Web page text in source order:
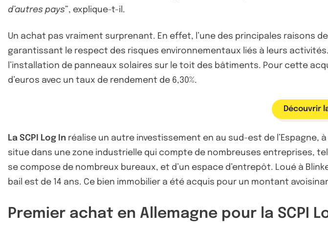
d’autres pays”, explique-t-il.
Un achat pas vraiment surprenant. En effet, l’une des principales raisons
garantissant le respect des risques environnementaux liés à leurs
l’installation de panneaux solaires sur le toit des bâtiments. Pour cette
d’euros avec un taux de rendement de 6,30%.
Découvrir
La SCPI Log In réalise un autre investissement en au sud-est de l’Espagne,
situe dans une zone industrielle qui compte de nombreuses entreprises,
se compose de nombreux bureaux, et d’un espace d’entrepôt. Loué à
bail est de 14 ans. Ce bien immobilier a été acquis pour un montant
Premier achat en Allemagne pour la SCPI